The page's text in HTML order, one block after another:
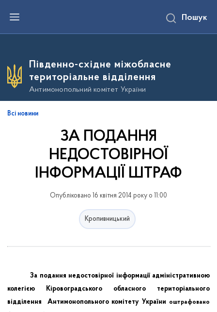
е
о
о
в
Пошук
Південно-східне міжобласне
територіальне відділення
Антимонопольний комітет України
Всі новини
ЗА ПОДАННЯ
НЕДОСТОВІРНОЇ
ІНФОРМАЦІЇ ШТРАФ
Опубліковано 16 квітня 2014 року о 11:00
Кропивницький
За подання недостовірної інформації адміністративною
колегією Кіровоградського обласного територіального
відділення Антимонопольного комітету України
оштрафовано